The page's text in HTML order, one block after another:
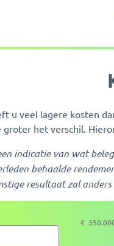
u veel lagere kosten
groter het verschil.
indicatie van wat
behaalde
resultaat zal